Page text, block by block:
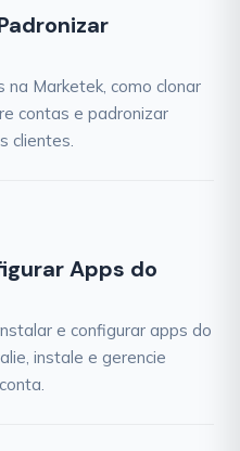
Marketek, como clonar
contas e padronizar
clientes.
Apps do
e configurar apps do
instale e gerencie